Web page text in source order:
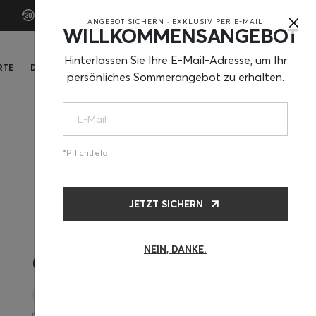
DE KAUFEN
CHF260
ANGEBOT SICHERN · EXKLUSIV PER E-MAIL
WILLKOMMENSANGEBOT
Hinterlassen Sie Ihre E-Mail-Adresse, um Ihr
persönliches Sommerangebot zu erhalten.
Pflichtfeld
JETZT SICHERN
NEIN, DANKE.